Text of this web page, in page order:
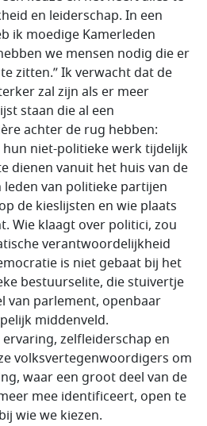
en leiderschap. In een
ik moedige Kamerleden
we mensen nodig die er
zitten.” Ik verwacht dat de
zal zijn als er meer
staan die al een
achter de rug hebben:
niet-politieke werk tijdelijk
dienen vanuit het huis van de
leden van politieke partijen
de kieslijsten en wie plaats
Wie klaagt over politici, zou
verantwoordelijkheid
is niet gebaat bij het
bestuurselite, die stuivertje
van parlement, openbaar
middenveld.
zelfleiderschap en
volksvertegenwoordigers om
waar een groot deel van de
mee identificeert, open te
wie we kiezen.